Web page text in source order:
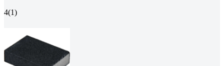
4(1)